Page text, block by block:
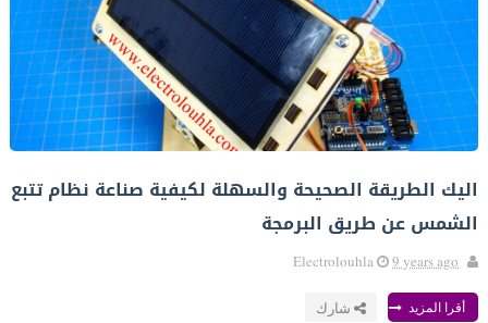
اليك الطريقة الصحيحة والسهلة لكيفية صناعة نظام تتبع
الشمس عن طريق البرمجة
Electrolouhla 9 years ago
أقرا المزيد شارك